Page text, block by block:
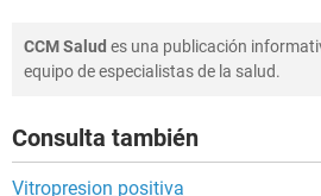
CCM Salud es una publicación
equipo de especialistas de la salud.
Consulta también
Vitropresion positiva